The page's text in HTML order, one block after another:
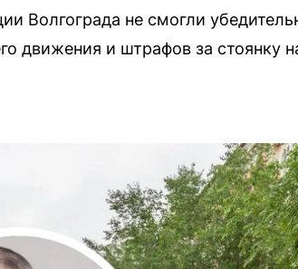
Волгограда не смогли
движения и штрафов за стоянку